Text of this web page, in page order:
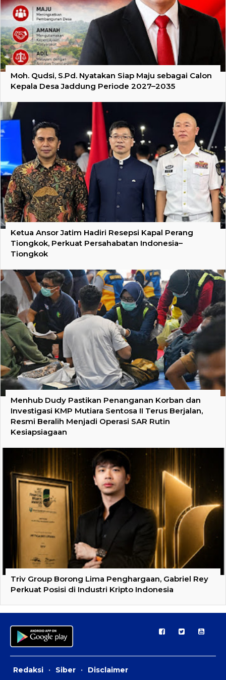
Moh. Qudsi, S.Pd. Nyatakan Siap Maju sebagai Calon
Kepala Desa Jaddung Periode 2027–2035
Ketua Ansor Jatim Hadiri Resepsi Kapal Perang
Tiongkok, Perkuat Persahabatan Indonesia–
Tiongkok
Menhub Dudy Pastikan Penanganan Korban dan
Investigasi KMP Mutiara Sentosa II Terus Berjalan,
Resmi Beralih Menjadi Operasi SAR Rutin
Kesiapsiagaan
Triv Group Borong Lima Penghargaan, Gabriel Rey
Perkuat Posisi di Industri Kripto Indonesia
Redaksi · Siber · Disclaimer